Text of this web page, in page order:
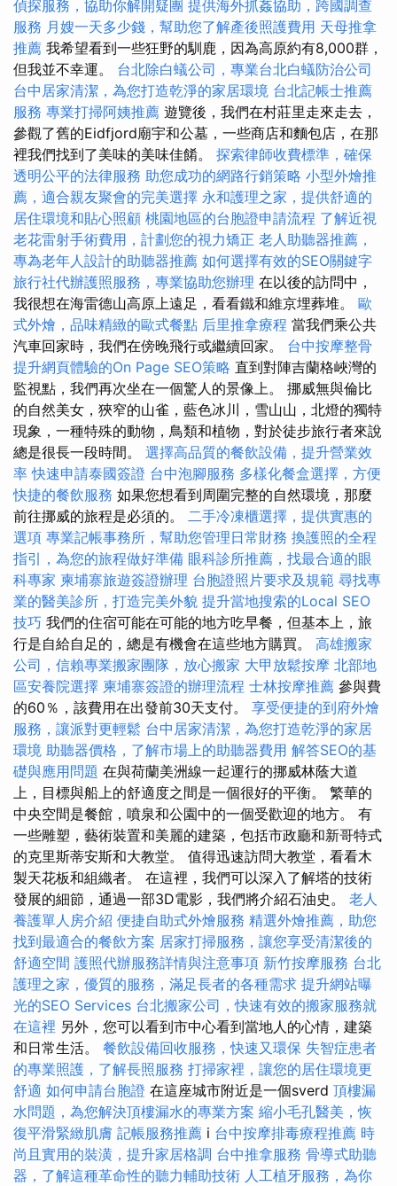
偵探服務，協助你解開疑團 提供海外抓姦協助，跨國調查
服務 月嫂一天多少錢，幫助您了解產後照護費用 天母推拿
推薦 我希望看到一些狂野的馴鹿，因為高原約有8,000群，
但我並不幸運。 台北除白蟻公司，專業台北白蟻防治公司
台中居家清潔，為您打造乾淨的家居環境 台北記帳士推薦
服務 專業打掃阿姨推薦 遊覽後，我們在村莊里走來走去，
參觀了舊的Eidfjord廟宇和公墓，一些商店和麵包店，在那
裡我們找到了美味的美味佳餚。 探索律師收費標準，確保
透明公平的法律服務 助您成功的網路行銷策略 小型外燴推
薦，適合親友聚會的完美選擇 永和護理之家，提供舒適的
居住環境和貼心照顧 桃園地區的台胞證申請流程 了解近視
老花雷射手術費用，計劃您的視力矯正 老人助聽器推薦，
專為老年人設計的助聽器推薦 如何選擇有效的SEO關鍵字
旅行社代辦護照服務，專業協助您辦理 在以後的訪問中，
我很想在海雷德山高原上遠足，看看鐵和維京埋葬堆。 歐
式外燴，品味精緻的歐式餐點 后里推拿療程 當我們乘公共
汽車回家時，我們在傍晚飛行或繼續回家。 台中按摩整骨
提升網頁體驗的On Page SEO策略 直到對陣吉蘭格峽灣的
監視點，我們再次坐在一個驚人的景像上。 挪威無與倫比
的自然美女，狹窄的山雀，藍色冰川，雪山山，北燈的獨特
現象，一種特殊的動物，鳥類和植物，對於徒步旅行者來說
總是很長一段時間。 選擇高品質的餐飲設備，提升營業效
率 快速申請泰國簽證 台中泡腳服務 多樣化餐盒選擇，方便
快捷的餐飲服務 如果您想看到周圍完整的自然環境，那麼
前往挪威的旅程是必須的。 二手冷凍櫃選擇，提供實惠的
選項 專業記帳事務所，幫助您管理日常財務 換護照的全程
指引，為您的旅程做好準備 眼科診所推薦，找最合適的眼
科專家 柬埔寨旅遊簽證辦理 台胞證照片要求及規範 尋找專
業的醫美診所，打造完美外貌 提升當地搜索的Local SEO
技巧 我們的住宿可能在可能的地方吃早餐，但基本上，旅
行是自給自足的，總是有機會在這些地方購買。 高雄搬家
公司，信賴專業搬家團隊，放心搬家 大甲放鬆按摩 北部地
區安養院選擇 柬埔寨簽證的辦理流程 士林按摩推薦 參與費
的60％，該費用在出發前30天支付。 享受便捷的到府外燴
服務，讓派對更輕鬆 台中居家清潔，為您打造乾淨的家居
環境 助聽器價格，了解市場上的助聽器費用 解答SEO的基
礎與應用問題 在與荷蘭美洲線一起運行的挪威林蔭大道
上，目標與船上的舒適度之間是一個很好的平衡。 繁華的
中央空間是餐館，噴泉和公園中的一個受歡迎的地方。 有
一些雕塑，藝術裝置和美麗的建築，包括市政廳和新哥特式
的克里斯蒂安斯和大教堂。 值得迅速訪問大教堂，看看木
製天花板和組織者。 在這裡，我們可以深入了解塔的技術
發展的細節，通過一部3D電影，我們將介紹石油史。 老人
養護單人房介紹 便捷自助式外燴服務 精選外燴推薦，助您
找到最適合的餐飲方案 居家打掃服務，讓您享受清潔後的
舒適空間 護照代辦服務詳情與注意事項 新竹按摩服務 台北
護理之家，優質的服務，滿足長者的各種需求 提升網站曝
光的SEO Services 台北搬家公司，快速有效的搬家服務就
在這裡 另外，您可以看到市中心看到當地人的心情，建築
和日常生活。 餐飲設備回收服務，快速又環保 失智症患者
的專業照護，了解長照服務 打掃家裡，讓您的居住環境更
舒適 如何申請台胞證 在這座城市附近是一個sverd 頂樓漏
水問題，為您解決頂樓漏水的專業方案 縮小毛孔醫美，恢
復平滑緊緻肌膚 記帳服務推薦 i 台中按摩排毒療程推薦 時
尚且實用的裝潢，提升家居格調 台中推拿服務 骨導式助聽
器，了解這種革命性的聽力輔助技術 人工植牙服務，為你